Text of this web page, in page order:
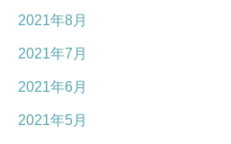
2021年8月
2021年7月
2021年6月
2021年5月